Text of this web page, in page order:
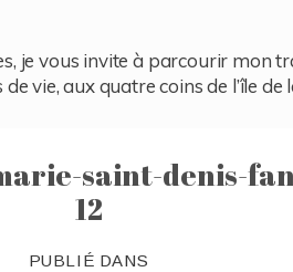
vous invite à parcourir mon
vie, aux quatre coins de l’île de
saint-denis-
12
PUBLIÉ DANS